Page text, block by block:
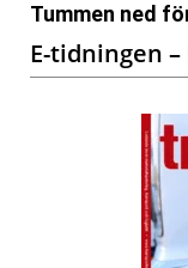
Tummen ned
E-tidningen